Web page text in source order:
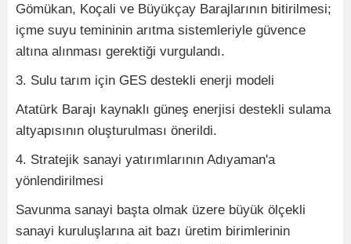
Gömükan, Koçali ve Büyükçay Barajlarının bitirilmesi;
içme suyu temininin arıtma sistemleriyle güvence
altına alınması gerektiği vurgulandı.
3. Sulu tarım için GES destekli enerji modeli
Atatürk Barajı kaynaklı güneş enerjisi destekli sulama
altyapısının oluşturulması önerildi.
4. Stratejik sanayi yatırımlarının Adıyaman'a
yönlendirilmesi
Savunma sanayi başta olmak üzere büyük ölçekli
sanayi kuruluşlarına ait bazı üretim birimlerinin